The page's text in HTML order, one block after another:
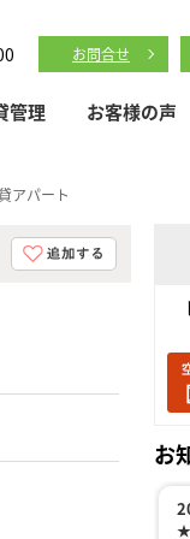
お問合せ
管理 お客様の声
アパート
お